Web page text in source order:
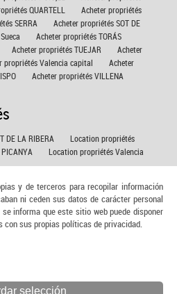
y de terceros para recopilar información
ni ceden sus datos de carácter personal
informa que este sitio web puede disponer
con sus propias políticas de privacidad.
QUARTELL
Acheter propriétés
SERRA
Acheter propriétés SOT DE
Acheter propriétés TORÁS
Acheter propriétés TUEJAR
Acheter
propriétés Valencia capital
Acheter
Acheter propriétés VILLENA
DE LA RIBERA
Location propriétés
Location propriétés Valencia
propriétés
|